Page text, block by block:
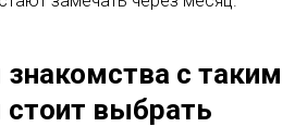
с таким
стоит выбрать